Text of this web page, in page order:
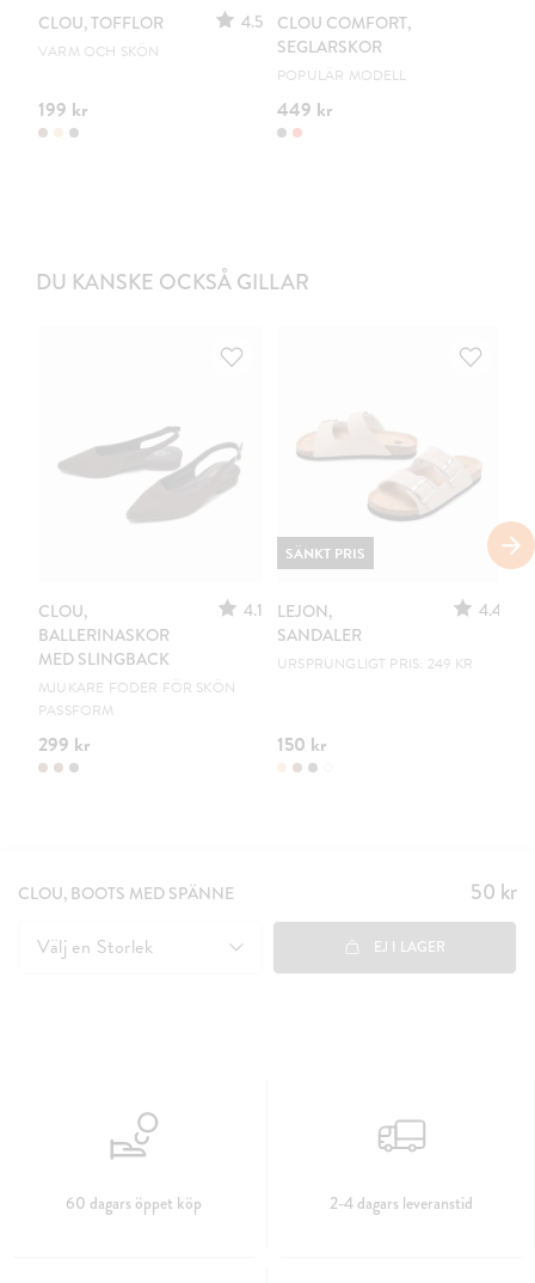
CLOU, TOFFLOR 4.5
VARM OCH SKÖN
199 kr
CLOU COMFORT,
SEGLARSKOR
POPULÄR MODELL
449 kr
DU KANSKE OCKSÅ GILLAR
CLOU,
BALLERINASKOR
MED SLINGBACK
4.1
MJUKARE FODER FÖR SKÖN
PASSFORM
299 kr
LEJON,
SANDALER
4.4
URSPRUNGLIGT PRIS: 249 KR
150 kr
SÄNKT PRIS
CLOU, BOOTS MED SPÄNNE Pris:
50 kr
50 kr
Välj en Storlek EJ I LAGER
60 dagars öppet köp 2-4 dagars leveranstid